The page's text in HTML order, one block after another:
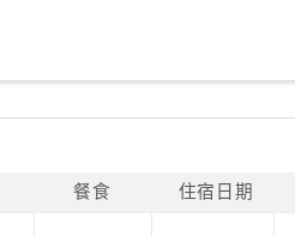
餐食 住宿日期